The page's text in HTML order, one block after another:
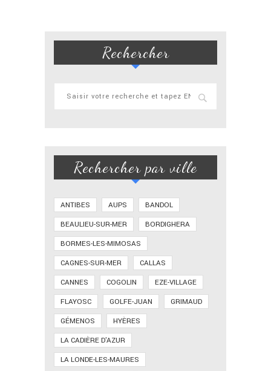
Rechercher
Rechercher par ville
ANTIBES AUPS
BANDOL
BEAULIEU-SUR-MER
BORDIGHERA
BORMES-LES-MIMOSAS
CAGNES-SUR-MER
CALLAS
CANNES
COGOLIN
EZE-VILLAGE
FLAYOSC
GOLFE-JUAN
GRIMAUD
GÉMENOS
HYÈRES
LA CADIÈRE D'AZUR
LA LONDE-LES-MAURES